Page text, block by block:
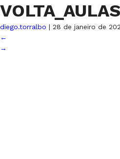
diego.torralbo | 28 de janeiro de
←
→